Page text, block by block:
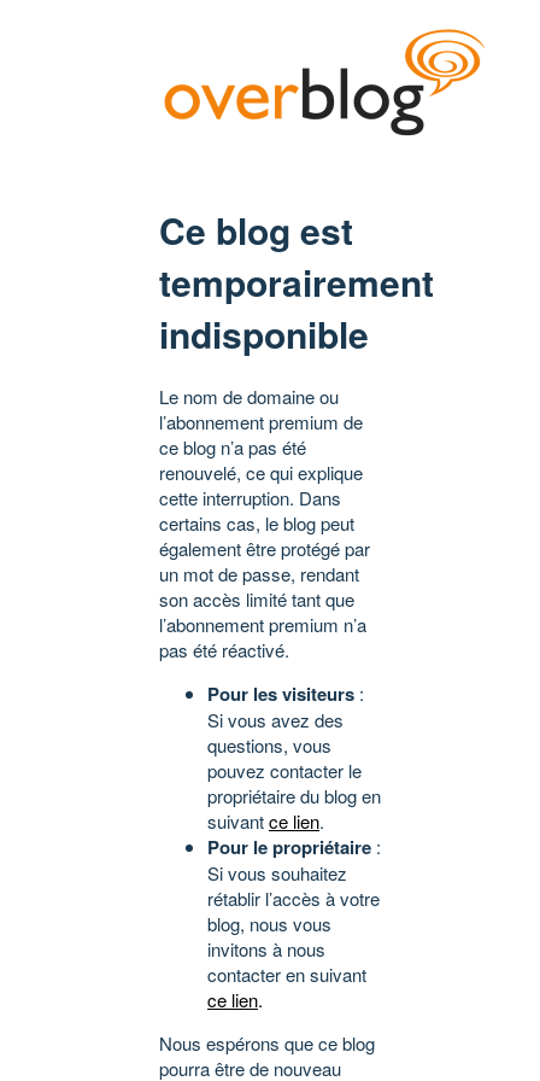
Ce blog est
temporairement
indisponible
Le nom de domaine ou
l’abonnement premium de
ce blog n’a pas été
renouvelé, ce qui explique
cette interruption. Dans
certains cas, le blog peut
également être protégé par
un mot de passe, rendant
son accès limité tant que
l’abonnement premium n’a
pas été réactivé.
Pour les visiteurs :
Si vous avez des
questions, vous
pouvez contacter le
propriétaire du blog en
suivantce lien.
Pour le propriétaire :
Si vous souhaitez
rétablir l’accès à votre
blog, nous vous
invitons à nous
contacter en suivant
ce lien.
Nous espérons que ce blog
pourra être de nouveau